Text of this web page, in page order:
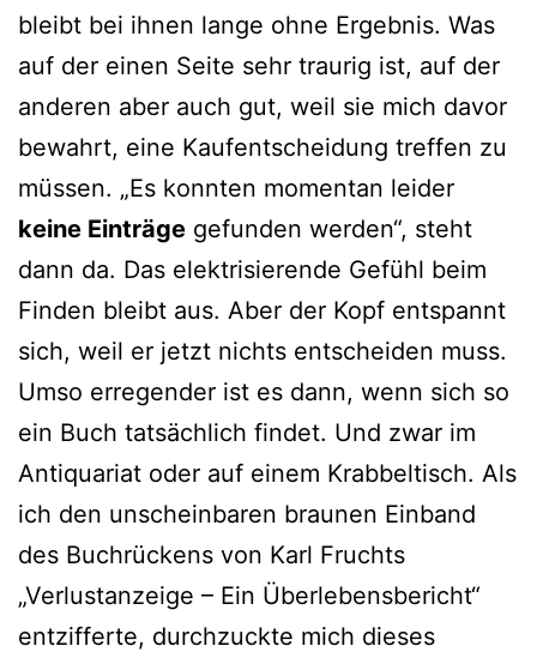
bleibt bei ihnen lange ohne Ergebnis. Was
auf der einen Seite sehr traurig ist, auf der
anderen aber auch gut, weil sie mich davor
bewahrt, eine Kaufentscheidung treffen zu
müssen. „Es konnten momentan leider
keine Einträge gefunden werden“, steht
dann da. Das elektrisierende Gefühl beim
Finden bleibt aus. Aber der Kopf entspannt
sich, weil er jetzt nichts entscheiden muss.
Umso erregender ist es dann, wenn sich so
ein Buch tatsächlich findet. Und zwar im
Antiquariat oder auf einem Krabbeltisch. Als
ich den unscheinbaren braunen Einband
des Buchrückens von Karl Fruchts
„Verlustanzeige – Ein Überlebensbericht“
entzifferte, durchzuckte mich dieses